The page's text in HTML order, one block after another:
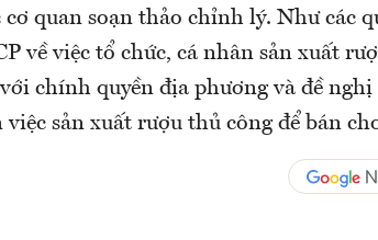
cơ quan soạn thảo chỉnh lý. Như các
về việc tổ chức, cá nhân sản xuất
chính quyền địa phương và đề
sản xuất rượu thủ công để bán